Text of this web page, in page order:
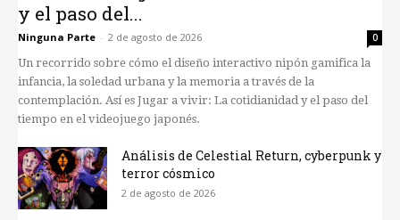
y el paso del...
Ninguna Parte - 2 de agosto de 2026 0
Un recorrido sobre cómo el diseño interactivo nipón gamifica la
infancia, la soledad urbana y la memoria a través de la
contemplación. Así es Jugar a vivir: La cotidianidad y el paso del
tiempo en el videojuego japonés.
Análisis de Celestial Return, cyberpunk y
terror cósmico
2 de agosto de 2026